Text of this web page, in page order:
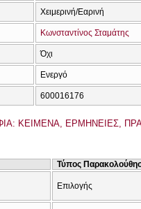
Χειμερινή/Εαρινή
Κωνσταντίνος Σταμάτης
Όχι
Ενεργό
600016176
ΚΕΙΜΕΝΑ, ΕΡΜΗΝΕΙΕΣ,
Τύπος
Επιλογής